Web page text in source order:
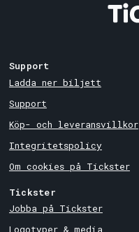
Support
Ladda ner biljett
Support
Köp- och leveransvillkor
Integritetspolicy
Om cookies på Tickster
Tickster
Jobba på Tickster
Logotyper & media